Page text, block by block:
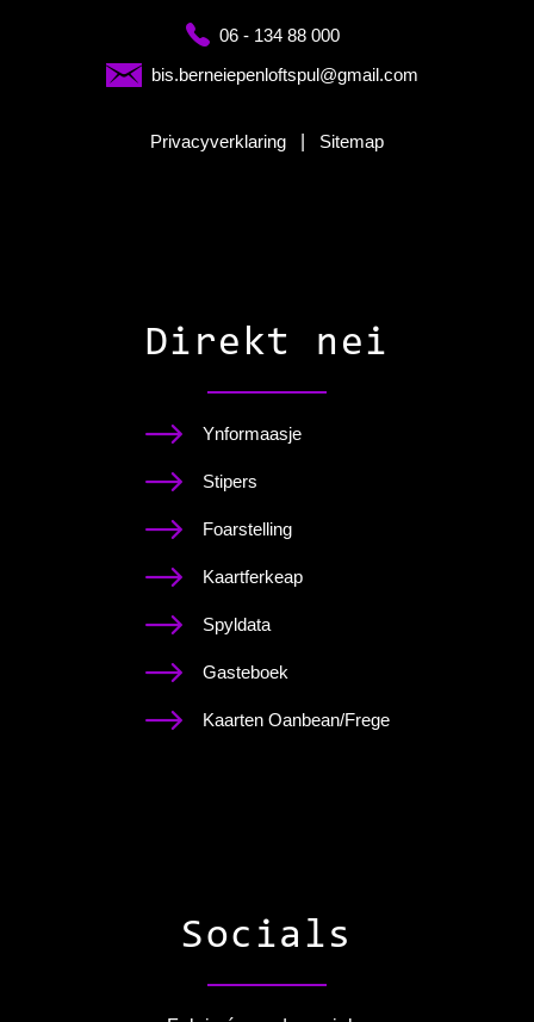
06 - 134 88 000
bis.berneiepenloftspul@gmail.com
Privacyverklaring Sitemap
Direkt nei
Ynformaasje
Stipers
Foarstelling
Kaartferkeap
Spyldata
Gasteboek
Kaarten Oanbean/Frege
Socials